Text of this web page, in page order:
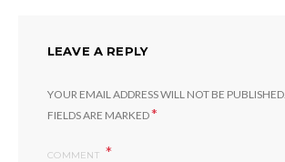
LEAVE A REPLY
YOUR EMAIL ADDRESS WILL NOT BE PUBLISHED.
FIELDS ARE MARKED*
COMMENT